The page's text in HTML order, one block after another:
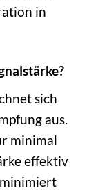
in
sich
aus.
minimal
effektiv